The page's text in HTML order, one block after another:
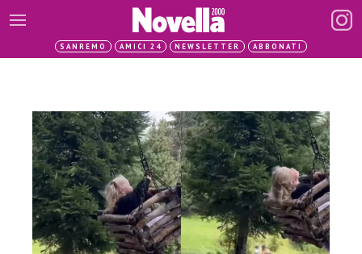
SANREMO AMICI 24 NEWSLETTER ABBONATI